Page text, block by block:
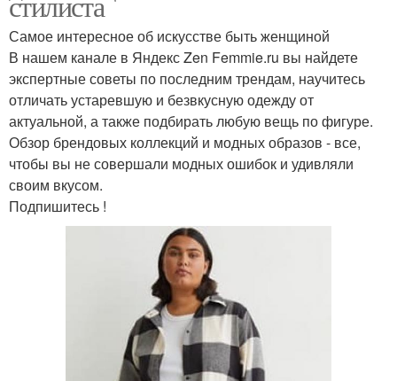
Самое интересное об искусстве быть женщиной
В нашем канале в Яндекс Zen Femmie.ru вы найдете
экспертные советы по последним трендам, научитесь
отличать устаревшую и безвкусную одежду от
актуальной, а также подбирать любую вещь по фигуре.
Обзор брендовых коллекций и модных образов - все,
чтобы вы не совершали модных ошибок и удивляли
своим вкусом.
Подпишитесь !